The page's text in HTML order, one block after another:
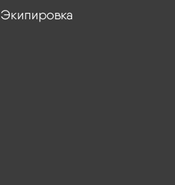
Экипировка